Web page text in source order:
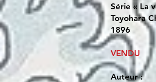
Série « La
Toyohara
1896
VENDU
Auteur :